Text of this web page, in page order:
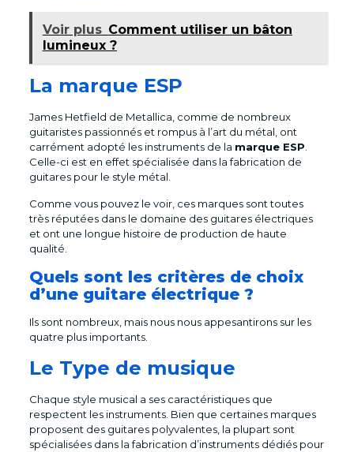
Voir plus Comment utiliser un bâton
lumineux ?
La marque ESP
James Hetfield de Metallica, comme de nombreux
guitaristes passionnés et rompus à l’art du métal, ont
carrément adopté les instruments de la marque ESP
Celle-ci est en effet spécialisée dans la fabrication de
guitares pour le style métal.
Comme vous pouvez le voir, ces marques sont toutes
très réputées dans le domaine des guitares électriques
et ont une longue histoire de production de haute
qualité.
Quels sont les critères de choix
d’une guitare électrique ?
Ils sont nombreux, mais nous nous appesantirons sur les
quatre plus importants.
Le Type de musique
Chaque style musical a ses caractéristiques que
respectent les instruments. Bien que certaines marques
proposent des guitares polyvalentes, la plupart sont
spécialisées dans la fabrication d’instruments dédiés pour